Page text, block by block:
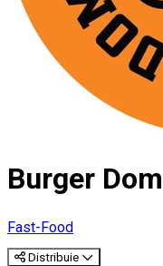
Burger Dom
Fast-Food
Distribuie